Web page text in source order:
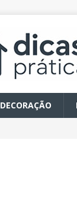
DECORAÇÃO